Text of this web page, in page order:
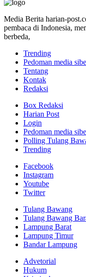
Media Berita harian-
pembaca di Indonesia,
berbeda,
Trending
Pedoman media
Tentang
Kontak
Redaksi
Box Redaksi
Harian Post
Login
Pedoman media
Polling Tulang
Trending
Facebook
Instagram
Youtube
Twitter
Tulang Bawang
Tulang Bawang
Lampung Barat
Lampung Timur
Bandar Lampung
Advetorial
Hukum